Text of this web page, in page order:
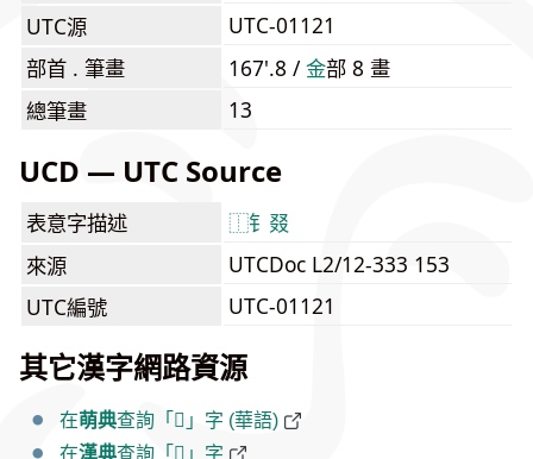
UTC源
UTC-01121
部首 . 筆畫
167'.8 /⾦部 8 畫
總筆畫
13
UCD — UTC Source
表意字描述 ⿰钅 叕
來源
UTCDoc L2/12-333 153
UTC編號
UTC-01121
其它漢字網路資源
在萌典查詢「𮣵」字 (華語)
在漢典查詢「𮣵」字